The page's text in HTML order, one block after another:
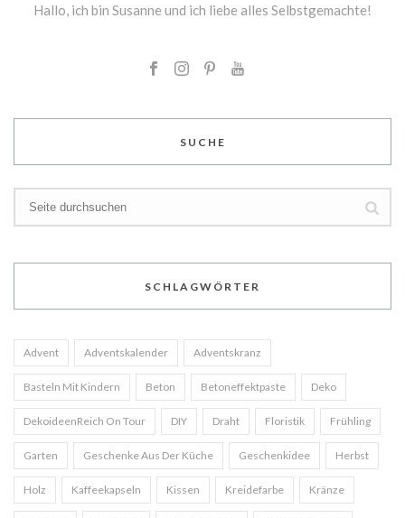
Hallo, ich bin Susanne und ich liebe alles Selbstgemachte!
SUCHE
SCHLAGWÖRTER
Advent Adventskalender Adventskranz
Basteln Mit Kindern Beton Betoneffektpaste Deko
DekoideenReich On Tour DIY Draht Floristik Frühling
Garten Geschenke Aus Der Küche Geschenkidee Herbst
Holz Kaffeekapseln Kissen Kreidefarbe Kränze